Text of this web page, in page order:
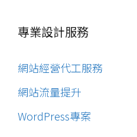
專業設計服務
網站經營代工服務
網站流量提升
WordPress專案